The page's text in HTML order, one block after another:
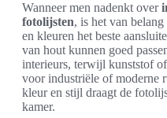
Wanneer men nadenkt over
fotolijsten, is het van
en kleuren het beste
van hout kunnen goed
interieurs, terwijl kunststof
voor industriële of moderne
kleur en stijl draagt de
kamer.